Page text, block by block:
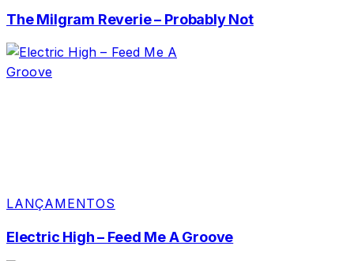
The Milgram Reverie – Probably Not
LANÇAMENTOS
Electric High – Feed Me A Groove